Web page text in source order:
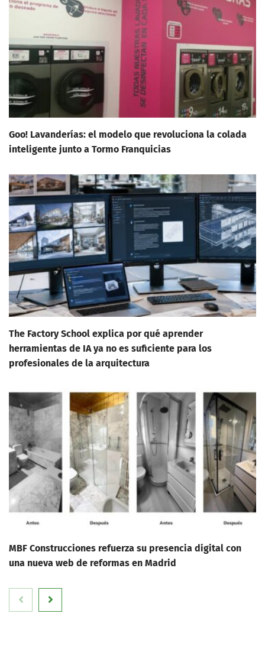
Goo! Lavanderías: el modelo que revoluciona la colada
inteligente junto a Tormo Franquicias
The Factory School explica por qué aprender
herramientas de IA ya no es suficiente para los
profesionales de la arquitectura
MBF Construcciones refuerza su presencia digital con
una nueva web de reformas en Madrid